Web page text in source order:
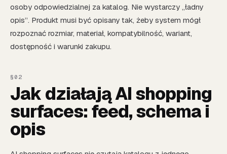
osoby odpowiedzialnej za katalog. Nie wystarczy „ładny
opis”. Produkt musi być opisany tak, żeby system mógł
rozpoznać rozmiar, materiał, kompatybilność, wariant,
dostępność i warunki zakupu.
Jak działają AI shopping
surfaces: feed, schema i
opis